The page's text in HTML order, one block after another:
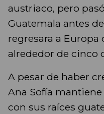
austriaco, pero
Guatemala antes
regresara a Europa
alrededor de cinco
A pesar de haber
Ana Sofía
con sus raíces